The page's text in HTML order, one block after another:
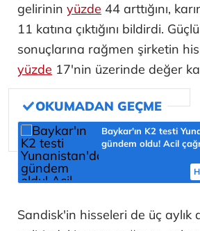
gelirinin yüzde 44 arttığını,
11 katına çıktığını bildirdi.
sonuçlarına rağmen şirketin
yüzde 17'nin üzerinde değer
Baykar'ın K2 testi
gündem oldu! Acil
Sandisk'in hisseleri de üç aylık